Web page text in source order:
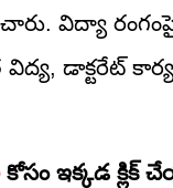
విద్యా
విద్య, డాక్టరేట్
కోసం ఇక్కడ క్లిక్